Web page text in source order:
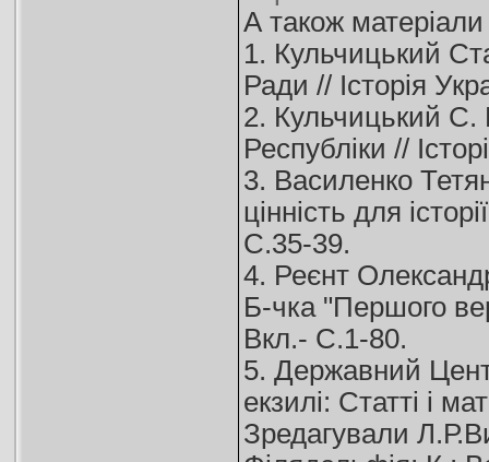
А також
1. Кульчицький
Ради // Історія
2. Кульчицький С.
Республіки //
3. Василенко
цінність для
С.35-39.
4. Реєнт
Б-чка "Першого
Вкл.- С.1-80.
5. Державний
екзилі: Статті і
Зредагували